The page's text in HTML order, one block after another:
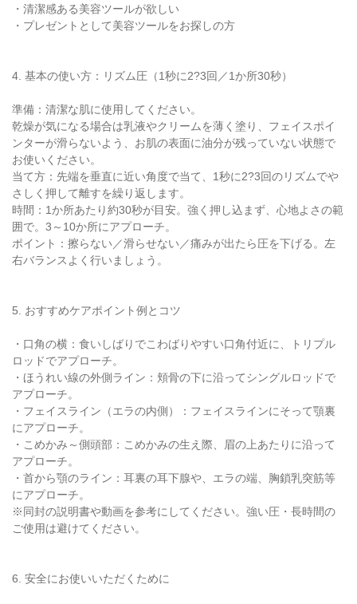
・清潔感ある美容ツールが欲しい
・プレゼントとして美容ツールをお探しの方
4. 基本の使い方：リズム圧（1秒に2?3回／1か所30秒）
準備：清潔な肌に使用してください。
乾燥が気になる場合は乳液やクリームを薄く塗り、フェイスポイ
ンターが滑らないよう、お肌の表面に油分が残っていない状態で
お使いください。
当て方：先端を垂直に近い角度で当て、1秒に2?3回のリズムでや
さしく押して離すを繰り返します。
時間：1か所あたり約30秒が目安。強く押し込まず、心地よさの範
囲で。3～10か所にアプローチ。
ポイント：擦らない／滑らせない／痛みが出たら圧を下げる。左
右バランスよく行いましょう。
5. おすすめケアポイント例とコツ
・口角の横：食いしばりでこわばりやすい口角付近に、トリプル
ロッドでアプローチ。
・ほうれい線の外側ライン：頬骨の下に沿ってシングルロッドで
アプローチ。
・フェイスライン（エラの内側）：フェイスラインにそって顎裏
にアプローチ。
・こめかみ～側頭部：こめかみの生え際、眉の上あたりに沿って
アプローチ。
・首から顎のライン：耳裏の耳下腺や、エラの端、胸鎖乳突筋等
にアプローチ。
※同封の説明書や動画を参考にしてください。強い圧・長時間の
ご使用は避けてください。
6. 安全にお使いいただくために